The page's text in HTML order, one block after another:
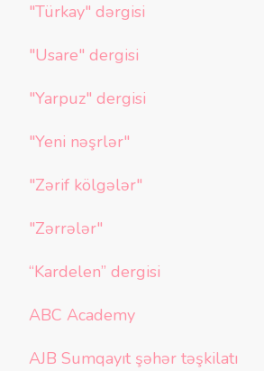
"Türkay" dərgisi
"Usare" dergisi
"Yarpuz" dergisi
"Yeni nəşrlər"
"Zərif kölgələr"
"Zərrələr"
“Kardelen” dergisi
ABC Academy
AJB Sumqayıt şəhər təşkilatı